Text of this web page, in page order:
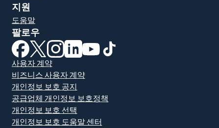
지원
도움말
팔로우
(새 창에서 열림)
(새 창에서 열림)
(새 창에서 열림)
(새 창에서 열림)
(새 창에서 열림)
사용자 계약
비즈니스 사용자 계약
개인정보 보호 공지
공급업체 개인정보 보호정책
개인정보 보호 선택
개인정보 보호 도움말 센터